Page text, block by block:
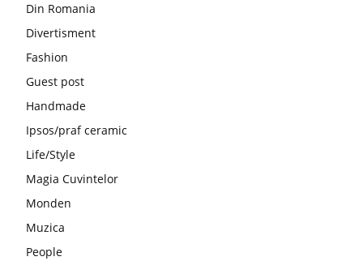
Din Romania
Divertisment
Fashion
Guest post
Handmade
Ipsos/praf ceramic
Life/Style
Magia Cuvintelor
Monden
Muzica
People